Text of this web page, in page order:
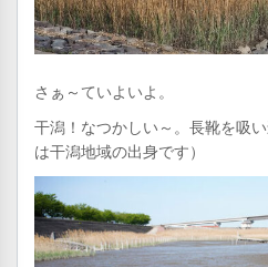
さぁ～ていよいよ。
干潟！なつかしい～。長靴を吸
は干潟地域の出身です）